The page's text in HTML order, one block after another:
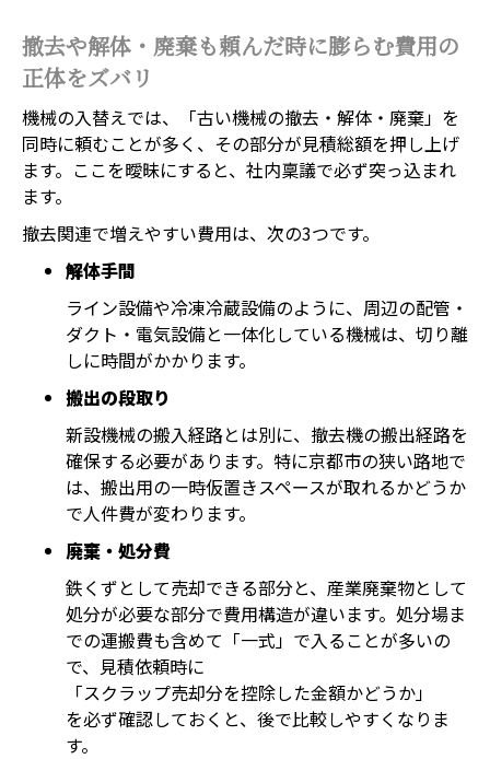
撤去や解体・廃棄も頼んだ時に膨らむ費用の
正体をズバリ
機械の入替えでは、「古い機械の撤去・解体・廃棄」を
同時に頼むことが多く、その部分が見積総額を押し上げ
ます。ここを曖昧にすると、社内稟議で必ず突っ込まれ
ます。
撤去関連で増えやすい費用は、次の3つです。
解体手間
ライン設備や冷凍冷蔵設備のように、周辺の配管・
ダクト・電気設備と一体化している機械は、切り離
しに時間がかかります。
搬出の段取り
新設機械の搬入経路とは別に、撤去機の搬出経路を
確保する必要があります。特に京都市の狭い路地で
は、搬出用の一時仮置きスペースが取れるかどうか
で人件費が変わります。
廃棄・処分費
鉄くずとして売却できる部分と、産業廃棄物として
処分が必要な部分で費用構造が違います。処分場ま
での運搬費も含めて「一式」で入ることが多いの
で、見積依頼時に
「スクラップ売却分を控除した金額かどうか」
を必ず確認しておくと、後で比較しやすくなりま
す。